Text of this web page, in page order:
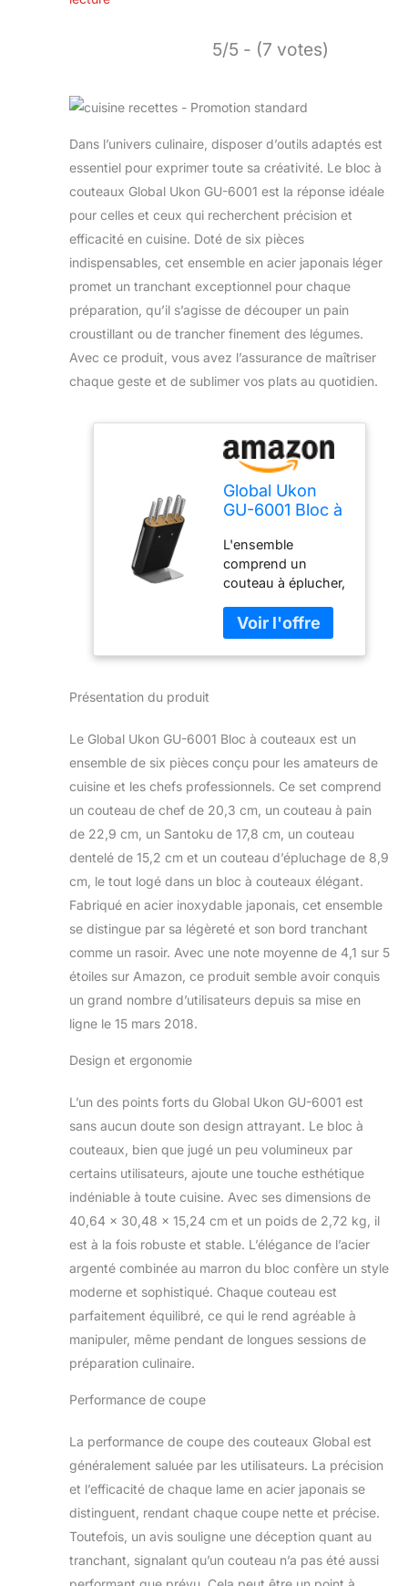
5/5 - (7 votes)
Dans l’univers culinaire, disposer d’outils adaptés est
essentiel pour exprimer toute sa créativité. Le bloc à
couteaux Global Ukon GU-6001 est la réponse idéale
pour celles et ceux qui recherchent précision et
efficacité en cuisine. Doté de six pièces
indispensables, cet ensemble en acier japonais léger
promet un tranchant exceptionnel pour chaque
préparation, qu’il s’agisse de découper un pain
croustillant ou de trancher finement des légumes.
Avec ce produit, vous avez l’assurance de maîtriser
chaque geste et de sublimer vos plats au quotidien.
Global Ukon
GU-6001 Bloc à
pièces – Chef
de 20,3 cm,
pain de 22,9
cm, Santoku
17,8 cm, dentelé
15,2 cm,
épluchage de
bord tranchant
comme un
L'ensemble
comprend un
couteau à éplucher,
dentelé, un couteau
de chef, un
santoku, un
CROMOVA 18
Résiste aux taches
et aux éclats Les
poignées alvéolées
offrent une prise en
main confortable et
antidérapante
Design élégant et
moderne avec un
bord tranchant qui
conserve son
tranchant plus
autres couteaux
haut de gamme
Présentation du produit
Le Global Ukon GU-6001 Bloc à couteaux est un
ensemble de six pièces conçu pour les amateurs de
cuisine et les chefs professionnels. Ce set comprend
un couteau de chef de 20,3 cm, un couteau à pain
de 22,9 cm, un Santoku de 17,8 cm, un couteau
dentelé de 15,2 cm et un couteau d’épluchage de 8,9
cm, le tout logé dans un bloc à couteaux élégant.
Fabriqué en acier inoxydable japonais, cet ensemble
se distingue par sa légèreté et son bord tranchant
comme un rasoir. Avec une note moyenne de 4,1 sur 5
étoiles sur Amazon, ce produit semble avoir conquis
un grand nombre d’utilisateurs depuis sa mise en
ligne le 15 mars 2018.
Design et ergonomie
L’un des points forts du Global Ukon GU-6001 est
sans aucun doute son design attrayant. Le bloc à
couteaux, bien que jugé un peu volumineux par
certains utilisateurs, ajoute une touche esthétique
indéniable à toute cuisine. Avec ses dimensions de
40,64 x 30,48 x 15,24 cm et un poids de 2,72 kg, il
est à la fois robuste et stable. L’élégance de l’acier
argenté combinée au marron du bloc confère un style
moderne et sophistiqué. Chaque couteau est
parfaitement équilibré, ce qui le rend agréable à
manipuler, même pendant de longues sessions de
préparation culinaire.
Performance de coupe
La performance de coupe des couteaux Global est
généralement saluée par les utilisateurs. La précision
et l’efficacité de chaque lame en acier japonais se
distinguent, rendant chaque coupe nette et précise.
Toutefois, un avis souligne une déception quant au
tranchant, signalant qu’un couteau n’a pas été aussi